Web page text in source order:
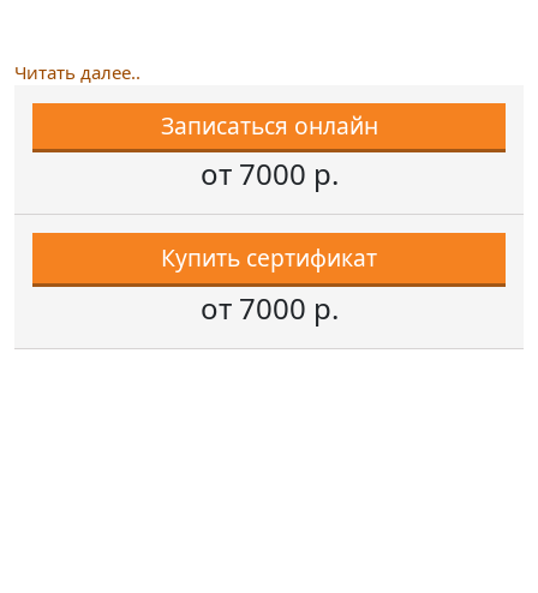
Читать далее..
Записаться онлайн
от 7000 р.
Купить сертификат
от 7000 р.